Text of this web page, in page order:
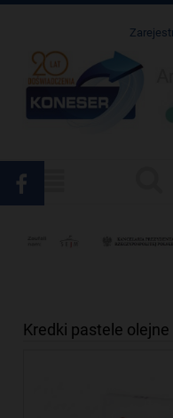
Kredki pastele